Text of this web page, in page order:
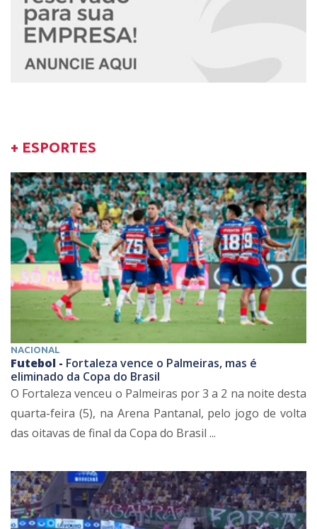
+ ESPORTES
NACIONAL
Futebol - Fortaleza vence o Palmeiras, mas é
eliminado da Copa do Brasil
O Fortaleza venceu o Palmeiras por 3 a 2 na noite desta
quarta-feira (5), na Arena Pantanal, pelo jogo de volta
das oitavas de final da Copa do Brasil ...